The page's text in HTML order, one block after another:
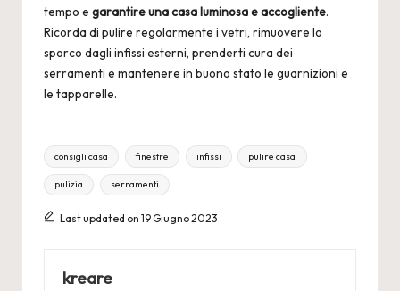
tempo e garantire una casa luminosa e accogliente.
Ricorda di pulire regolarmente i vetri, rimuovere lo
sporco dagli infissi esterni, prenderti cura dei
serramenti e mantenere in buono stato le guarnizioni e
le tapparelle.
Tags:
consigli casa finestre infissi pulire casa
pulizia serramenti
Last updated on 19 Giugno 2023
kreare